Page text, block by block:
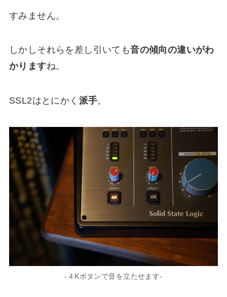
すみません。
しかしそれらを差し引いても音の傾向の違いがわ
かりますね。
SSL2はとにかく 派手。
-４Kボタンで音を立たせます-